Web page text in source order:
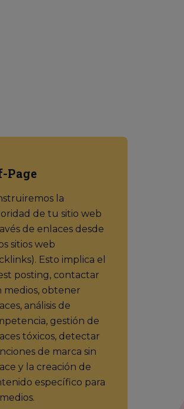
Page
la
de tu sitio web
de enlaces desde
sitios web
Esto implica el
posting, contactar
medios, obtener
análisis de
gestión de
tóxicos, detectar
de marca sin
y la creación de
específico para